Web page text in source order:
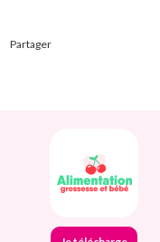
Partager